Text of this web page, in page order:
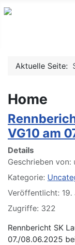
Aktuelle Seite:
Home
VG10 am
Details
Geschrieben von:
Kategorie:
Veröffentlicht: 19.
Zugriffe: 322
Rennbericht SK
07./08.06.2025